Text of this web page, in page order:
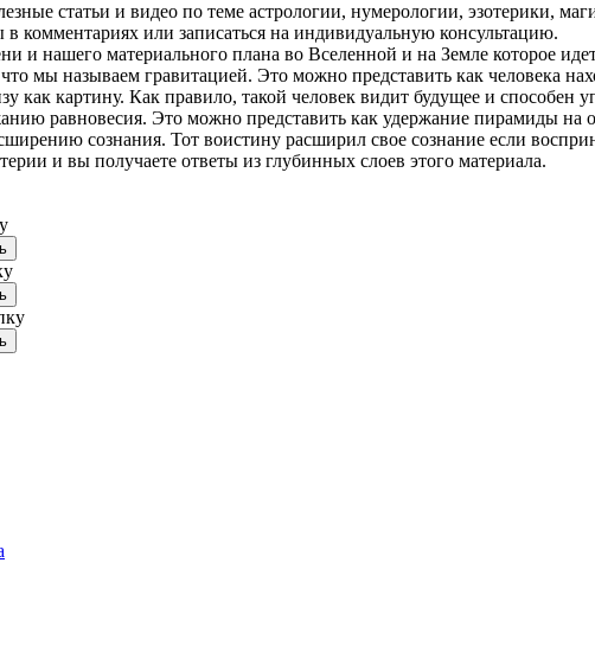
статьи и видео по теме астрологии, нумерологии, эзотерики,
комментариях или записаться на индивидуальную консультацию.
и нашего материального плана во Вселенной и на Земле которое
мы называем гравитацией. Это можно представить как человека
как картину. Как правило, такой человек видит будущее и
равновесия. Это можно представить как удержание пирамиды на
сознания. Тот воистину расширил свое сознание если
и вы получаете ответы из глубинных слоев этого материала.